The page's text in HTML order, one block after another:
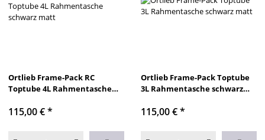
Ortlieb Frame-Pack RC
Toptube 4L Rahmentasche
115,00 €*
Ortlieb Frame-Pack Toptube
3L Rahmentasche schwarz
115,00 €*